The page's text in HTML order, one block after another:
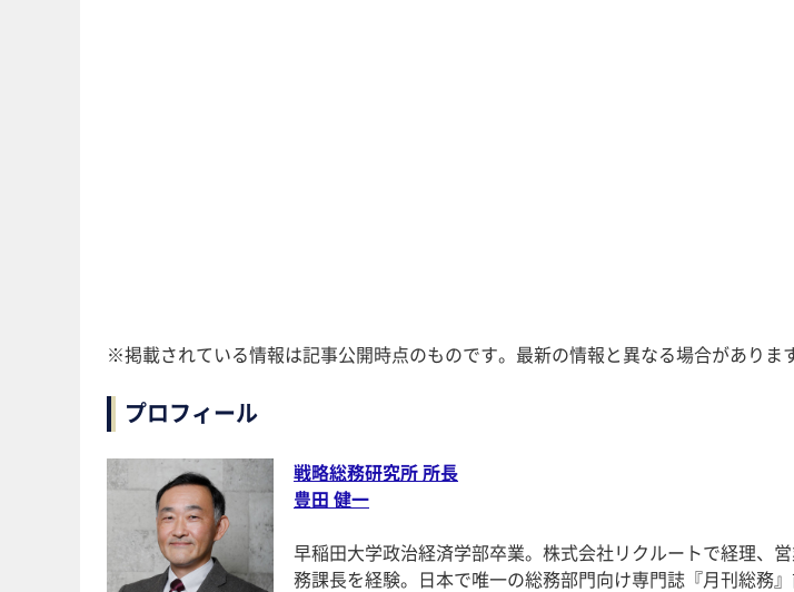
※掲載されている情報は記事公開時点のものです。最新の情報と異なる場合がありま
プロフィール
戦略総務研究所 所長
豊田 健一
早稲田大学政治経済学部卒業。株式会社リクルートで経理、
務課長を経験。日本で唯一の総務部門向け専門誌『月刊総務